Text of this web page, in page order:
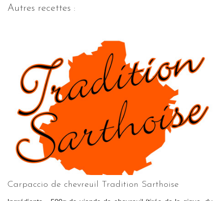
Autres recettes :
Carpaccio de chevreuil Tradition Sarthoise